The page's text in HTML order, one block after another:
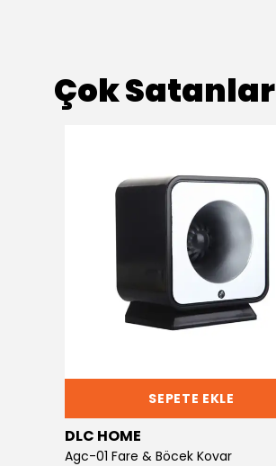
Çok Satanlar
SEPETE EKLE
DLC HOME
Agc-01 Fare & Böcek Kovar